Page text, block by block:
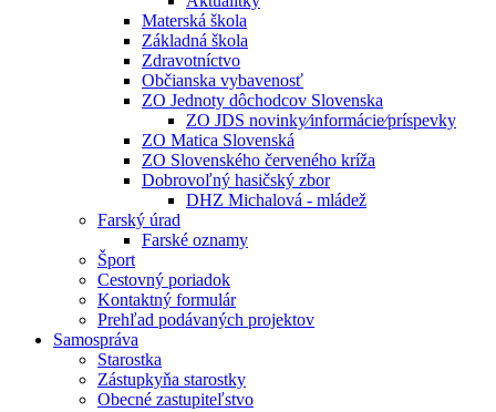
Materská škola
Základná škola
Zdravotníctvo
Občianska vybavenosť
ZO Jednoty dôchodcov Slovenska
ZO JDS novinky⁄informácie⁄príspevky
ZO Matica Slovenská
ZO Slovenského červeného kríža
Dobrovoľný hasičský zbor
DHZ Michalová - mládež
Farský úrad
Farské oznamy
Šport
Cestovný poriadok
Kontaktný formulár
Prehľad podávaných projektov
Samospráva
Starostka
Zástupkyňa starostky
Obecné zastupiteľstvo